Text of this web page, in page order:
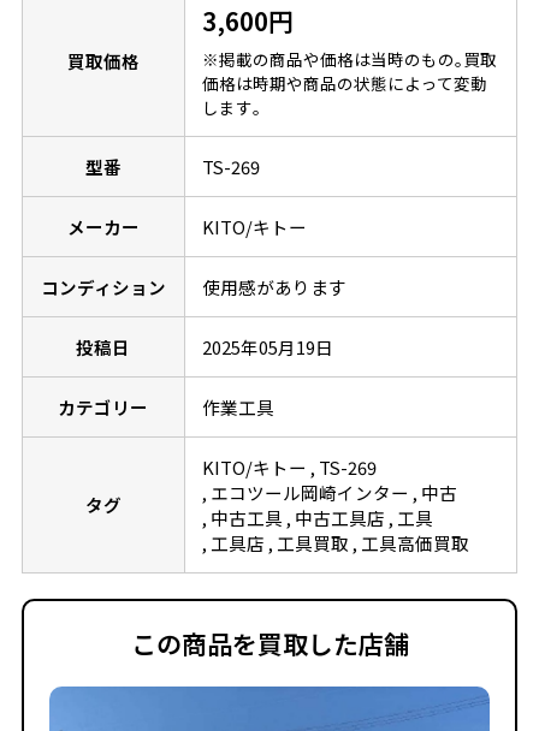
買取価格
3,600円
※掲載の商品や価格は当時のもの｡買取
価格は時期や商品の状態によって変動
します｡
型番 TS-269
メーカー KITO/キトー
コンディション 使用感があります
投稿日 2025年05月19日
カテゴリー 作業工具
タグ
KITO/キトー
TS-269
エコツール岡崎インター
中古
中古工具 中古工具店 工具
工具店 工具買取 工具高価買取
この商品を買取した店舗